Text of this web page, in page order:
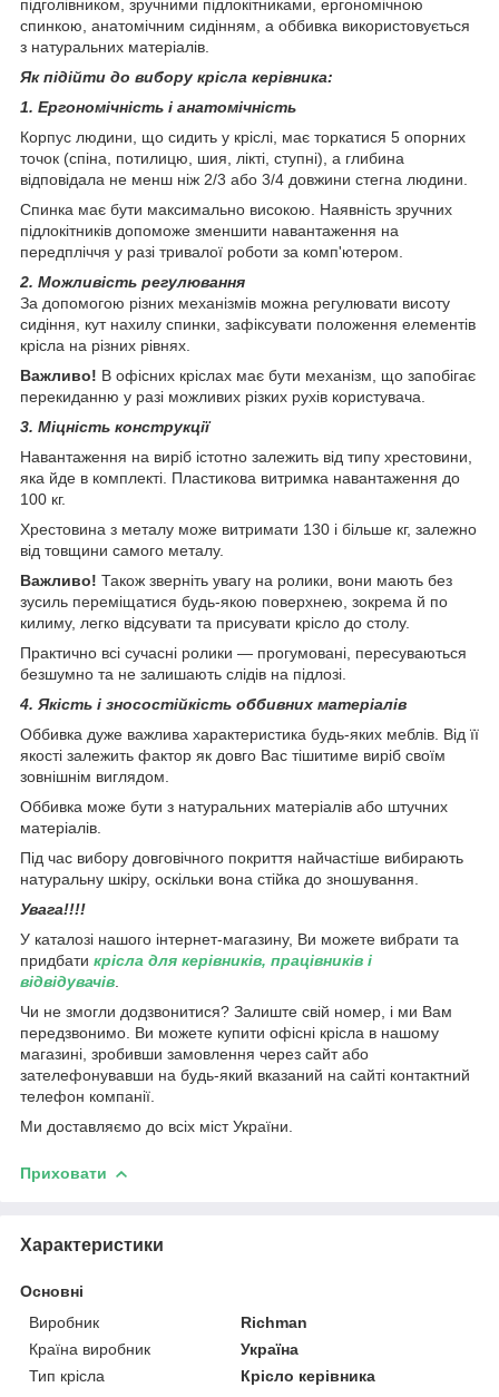
підголівником, зручними підлокітниками, ергономічною
спинкою, анатомічним сидінням, а оббивка використовується
з натуральних матеріалів.
Як підійти до вибору крісла керівника:
1. Ергономічність і анатомічність
Корпус людини, що сидить у кріслі, має торкатися 5 опорних
точок (спіна, потилицю, шия, лікті, ступні), а глибина
відповідала не менш ніж 2/3 або 3/4 довжини стегна людини.
Спинка має бути максимально високою. Наявність зручних
підлокітників допоможе зменшити навантаження на
передпліччя у разі тривалої роботи за комп'ютером.
2. Можливість регулювання
За допомогою різних механізмів можна регулювати висоту
сидіння, кут нахилу спинки, зафіксувати положення елементів
крісла на різних рівнях.
Важливо! В офісних кріслах має бути механізм, що запобігає
перекиданню у разі можливих різких рухів користувача.
3. Міцність конструкції
Навантаження на виріб істотно залежить від типу хрестовини,
яка йде в комплекті. Пластикова витримка навантаження до
100 кг.
Хрестовина з металу може витримати 130 і більше кг, залежно
від товщини самого металу.
Важливо! Також зверніть увагу на ролики, вони мають без
зусиль переміщатися будь-якою поверхнею, зокрема й по
килиму, легко відсувати та присувати крісло до столу.
Практично всі сучасні ролики — прогумовані, пересуваються
безшумно та не залишають слідів на підлозі.
4. Якість і зносостійкість оббивних матеріалів
Оббивка дуже важлива характеристика будь-яких меблів. Від її
якості залежить фактор як довго Вас тішитиме виріб своїм
зовнішнім виглядом.
Оббивка може бути з натуральних матеріалів або штучних
матеріалів.
Під час вибору довговічного покриття найчастіше вибирають
натуральну шкіру, оскільки вона стійка до зношування.
Увага!!!!
У каталозі нашого інтернет-магазину, Ви можете вибрати та
придбати крісла для керівників, працівників і
відвідувачів
Чи не змогли додзвонитися? Залиште свій номер, і ми Вам
передзвонимо. Ви можете купити офісні крісла в нашому
магазині, зробивши замовлення через сайт або
зателефонувавши на будь-який вказаний на сайті контактний
телефон компанії.
Ми доставляємо до всіх міст України.
Приховати
Характеристики
Основні
Виробник
Richman
Країна виробник
Україна
Тип крісла
Крісло керівника